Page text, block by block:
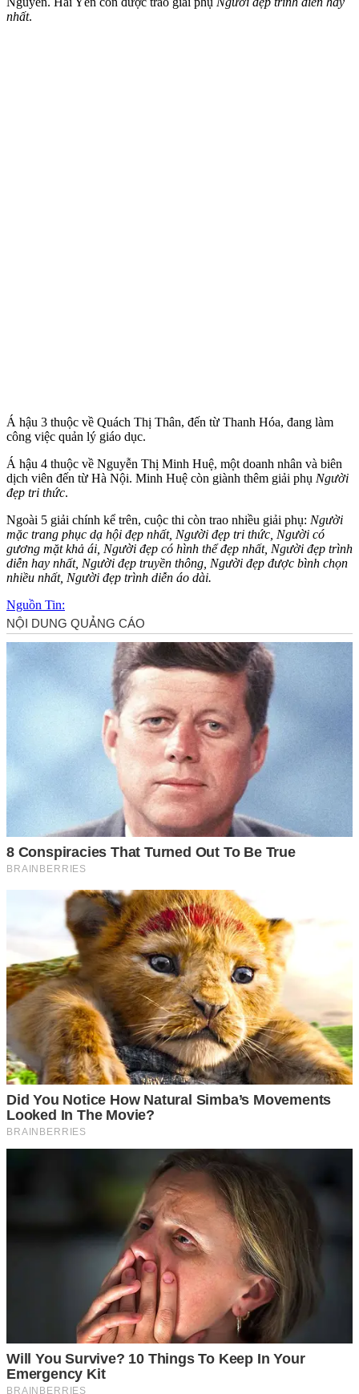
nhất.
Á hậu 3 thuộc về Quách Thị Thân, đến từ Thanh Hóa, đang làm
công việc quản lý giáo dục.
Á hậu 4 thuộc về Nguyễn Thị Minh Huệ, một doanh nhân và biên
dịch viên đến từ Hà Nội. Minh Huệ còn giành thêm giải phụ Người
đẹp tri thức.
Ngoài 5 giải chính kể trên, cuộc thi còn trao nhiều giải phụ: Người
mặc trang phục dạ hội đẹp nhất, Người đẹp tri thức, Người có
gương mặt khả ái, Người đẹp có hình thể đẹp nhất, Người đẹp trình
diễn hay nhất, Người đẹp truyền thông, Người đẹp được bình chọn
nhiều nhất, Người đẹp trình diễn áo dài.
Nguồn Tin: